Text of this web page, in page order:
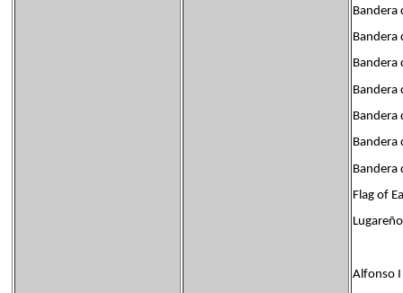
Bandera
Bandera
Bandera
Bandera
Bandera
Bandera
Bandera
Flag of
Alfonso